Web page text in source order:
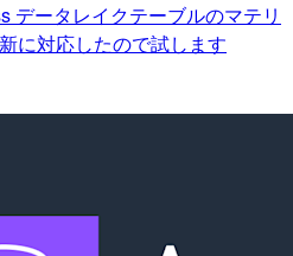
データレイクテーブルのマテリ
に対応したので試します